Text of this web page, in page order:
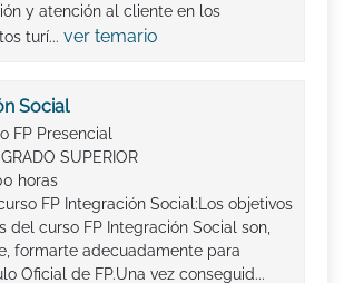
y atención al cliente en los
turí... ver temario
Social
FP Presencial
SUPERIOR
horas
FP Integración Social:Los objetivos
del curso FP Integración Social son,
formarte adecuadamente para
Oficial de FP.Una vez conseguid...